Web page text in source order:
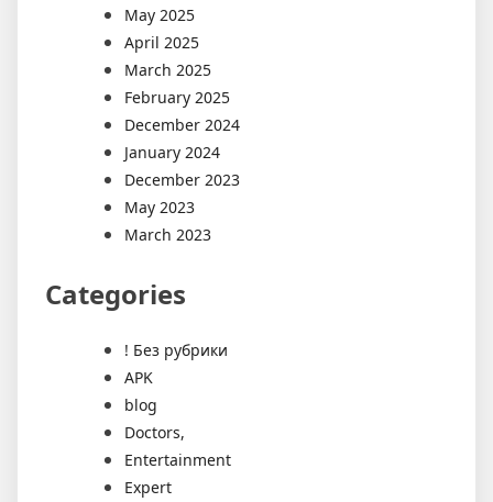
May 2025
April 2025
March 2025
February 2025
December 2024
January 2024
December 2023
May 2023
March 2023
Categories
! Без рубрики
APK
blog
Doctors,
Entertainment
Expert